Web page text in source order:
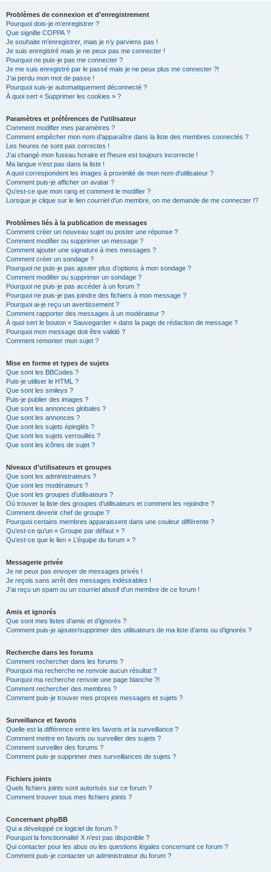
Problèmes de connexion et d’enregistrement
Pourquoi dois-je m’enregistrer ?
Que signifie COPPA ?
Je souhaite m’enregistrer, mais je n’y parviens pas !
Je suis enregistré mais je ne peux pas me connecter !
Pourquoi ne puis-je pas me connecter ?
Je me suis enregistré par le passé mais je ne peux plus me connecter ?!
J’ai perdu mon mot de passe !
Pourquoi suis-je automatiquement déconnecté ?
À quoi sert « Supprimer les cookies » ?
Paramètres et préférences de l’utilisateur
Comment modifier mes paramètres ?
Comment empêcher mon nom d’apparaître dans la liste des membres connectés ?
Les heures ne sont pas correctes !
J’ai changé mon fuseau horaire et l’heure est toujours incorrecte !
Ma langue n’est pas dans la liste !
A quoi correspondent les images à proximité de mon nom d’utilisateur ?
Comment puis-je afficher un avatar ?
Qu’est-ce que mon rang et comment le modifier ?
Lorsque je clique sur le lien courrield’un membre, on me demande de me connecter !?
Problèmes liés à la publication de messages
Comment créer un nouveau sujet ou poster une réponse ?
Comment modifier ou supprimer un message ?
Comment ajouter une signature à mes messages ?
Comment créer un sondage ?
Pourquoi ne puis-je pas ajouter plus d’options à mon sondage ?
Comment modifier ou supprimer un sondage ?
Pourquoi ne puis-je pas accéder à un forum ?
Pourquoi ne puis-je pas joindre des fichiers à mon message ?
Pourquoi ai-je reçu un avertissement ?
Comment rapporter des messages à un modérateur ?
À quoi sert le bouton « Sauvegarder » dans la page de rédaction de message ?
Pourquoi mon message doit être validé ?
Comment remonter mon sujet ?
Mise en forme et types de sujets
Que sont les BBCodes ?
Puis-je utiliser le HTML ?
Que sont les smileys ?
Puis-je publier des images ?
Que sont les annonces globales ?
Que sont les annonces ?
Que sont les sujets épinglés ?
Que sont les sujets verrouillés ?
Que sont les icônes de sujet ?
Niveaux d’utilisateurs et groupes
Que sont les administrateurs ?
Que sont les modérateurs ?
Que sont les groupes d’utilisateurs ?
Où trouver la liste des groupes d’utilisateurs et comment les rejoindre ?
Comment devenir chef de groupe ?
Pourquoi certains membres apparaissent dans une couleur différente ?
Qu’est-ce qu’un « Groupe par défaut » ?
Qu’est-ce que le lien « L’équipe du forum » ?
Messagerie privée
Je ne peux pas envoyer de messages privés !
Je reçois sans arrêt des messages indésirables !
J’ai reçu un spam ou un courriel abusif d’un membre de ce forum !
Amis et ignorés
Que sont mes listes d’amis et d’ignorés ?
Comment puis-je ajouter/supprimer des utilisateurs de ma liste d’amis ou d’ignorés ?
Recherche dans les forums
Comment rechercher dans les forums ?
Pourquoi ma recherche ne renvoie aucun résultat ?
Pourquoi ma recherche renvoie une page blanche ?!
Comment rechercher des membres ?
Comment puis-je trouver mes propres messages et sujets ?
Surveillance et favoris
Quelle est la différence entre les favoris et la surveillance ?
Comment mettre en favoris ou surveiller des sujets ?
Comment surveiller des forums ?
Comment puis-je supprimer mes surveillances de sujets ?
Fichiers joints
Quels fichiers joints sont autorisés sur ce forum ?
Comment trouver tous mes fichiers joints ?
Concernant phpBB
Qui a développé ce logiciel de forum ?
Pourquoi la fonctionnalité X n’est pas disponible ?
Qui contacter pour les abus ou les questions légales concernant ce forum ?
Comment puis-je contacter un administrateur du forum ?